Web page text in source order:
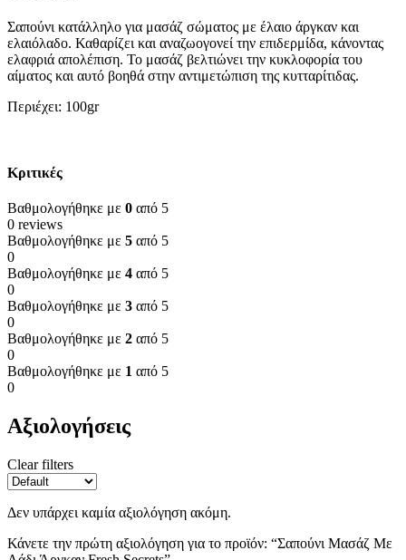
Σαπούνι κατάλληλο για μασάζ σώματος με έλαιο άργκαν και
ελαιόλαδο. Καθαρίζει και αναζωογονεί την επιδερμίδα, κάνοντας
ελαφριά απολέπιση. Το μασάζ βελτιώνει την κυκλοφορία του
αίματος και αυτό βοηθά στην αντιμετώπιση της κυτταρίτιδας.
Περιέχει: 100gr
Κριτικές
Βαθμολογήθηκε με 0 από 5
0 reviews
Βαθμολογήθηκε με 5 από 5
0
Βαθμολογήθηκε με 4 από 5
0
Βαθμολογήθηκε με 3 από 5
0
Βαθμολογήθηκε με 2 από 5
0
Βαθμολογήθηκε με 1 από 5
0
Αξιολογήσεις
Clear filters
Δεν υπάρχει καμία αξιολόγηση ακόμη.
Κάνετε την πρώτη αξιολόγηση για το προϊόν: “Σαπούνι Μασάζ Με